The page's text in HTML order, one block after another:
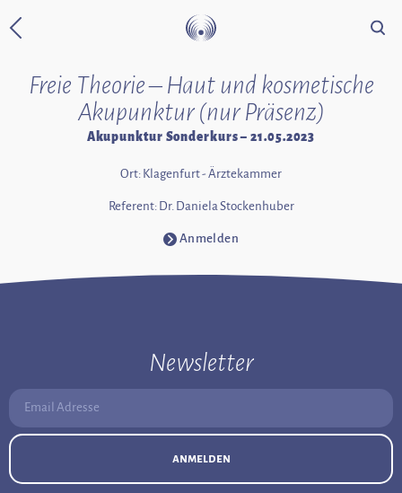
Zurück zur Startseite Suche
Freie Theorie – Haut und kosmetische
Akupunktur (nur Präsenz)
Akupunktur Sonderkurs – 21.05.2023
Ort: Klagenfurt - Ärztekammer
Referent: Dr. Daniela Stockenhuber
⧁ Anmelden
Newsletter
Email Adresse:
anmelden